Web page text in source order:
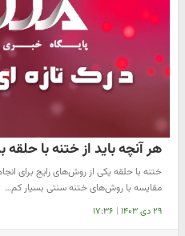
هر آنچه باید از ختنه با حلقه
ختنه با حلقه یکی از روش‌های رایج برای
مقایسه با روش‌های ختنه سنتی بسیار کم…
۲۹ دی ۱۴۰۳ | ۱۷:۳۶